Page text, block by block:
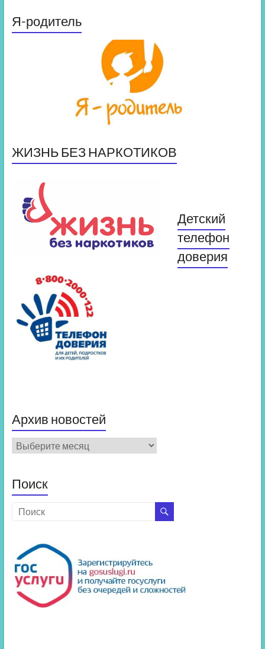
Я-родитель
ЖИЗНЬ БЕЗ НАРКОТИКОВ
Детский
телефон
доверия
Архив новостей
Архив
новостей
Поиск